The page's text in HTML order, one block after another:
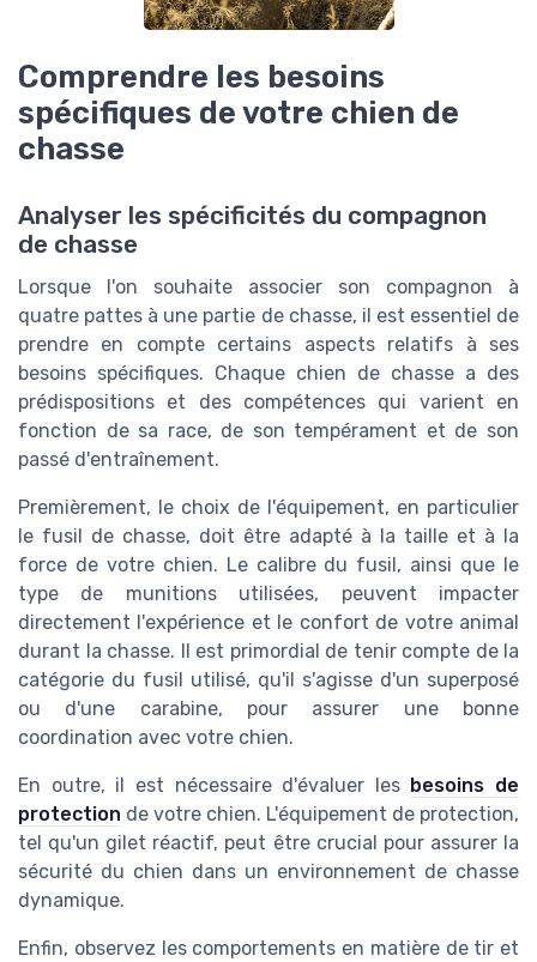
Comprendre les besoins
spécifiques de votre chien de
chasse
Analyser les spécificités du compagnon
de chasse
Lorsque l'on souhaite associer son compagnon à
quatre pattes à une partie de chasse, il est essentiel de
prendre en compte certains aspects relatifs à ses
besoins spécifiques. Chaque chien de chasse a des
prédispositions et des compétences qui varient en
fonction de sa race, de son tempérament et de son
passé d'entraînement.
Premièrement, le choix de l'équipement, en particulier
le fusil de chasse, doit être adapté à la taille et à la
force de votre chien. Le calibre du fusil, ainsi que le
type de munitions utilisées, peuvent impacter
directement l'expérience et le confort de votre animal
durant la chasse. Il est primordial de tenir compte de la
catégorie du fusil utilisé, qu'il s'agisse d'un superposé
ou d'une carabine, pour assurer une bonne
coordination avec votre chien.
En outre, il est nécessaire d'évaluer les besoins de
protection de votre chien. L'équipement de protection,
tel qu'un gilet réactif, peut être crucial pour assurer la
sécurité du chien dans un environnement de chasse
dynamique.
Enfin, observez les comportements en matière de tir et